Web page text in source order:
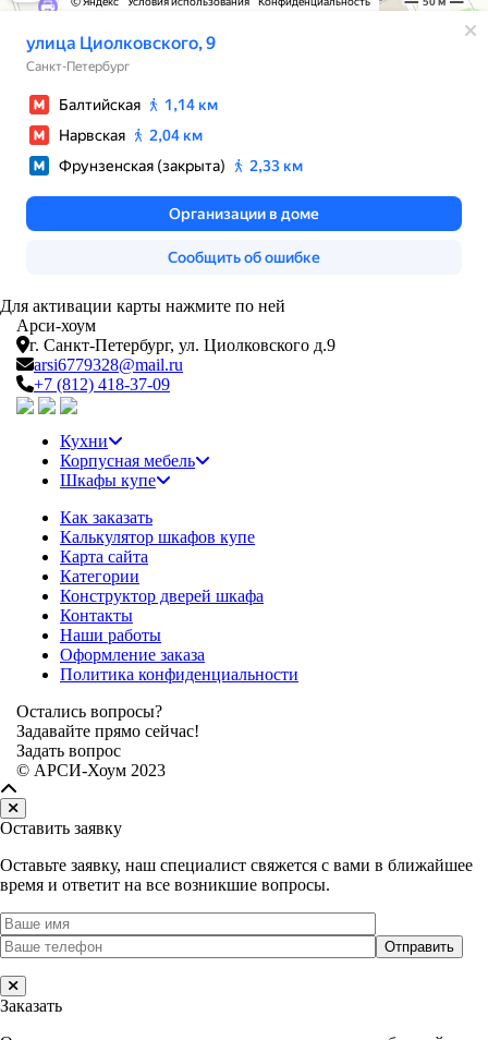
Для активации карты нажмите по ней
Арси-хоум
г. Санкт-Петербург, ул. Циолковского д.9
arsi6779328@mail.ru
+7 (812) 418-37-09
Кухни
Корпусная мебель
Шкафы купе
Как заказать
Калькулятор шкафов купе
Карта сайта
Категории
Конструктор дверей шкафа
Контакты
Наши работы
Оформление заказа
Политика конфиденциальности
Остались вопросы?
Задавайте прямо сейчас!
Задать вопрос
© АРСИ-Хоум 2023
Оставить заявку
Оставьте заявку, наш специалист свяжется с вами в ближайшее
время и ответит на все возникшие вопросы.
Заказать